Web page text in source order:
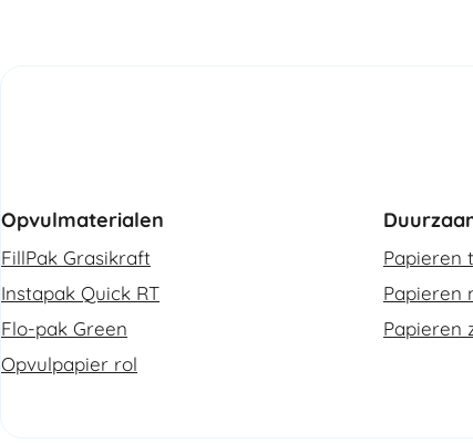
Opvulmaterialen
FillPak Grasikraft
Instapak Quick RT
Flo-pak Green
Opvulpapier rol
Papieren
Papieren
Papieren